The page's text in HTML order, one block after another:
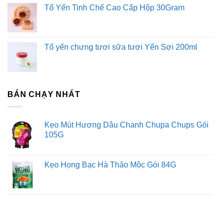
Tổ Yến Tinh Chế Cao Cấp Hộp 30Gram
Tổ yến chưng tươi sữa tươi Yến Sợi 200ml
BÁN CHẠY NHẤT
Kẹo Mút Hương Dâu Chanh Chupa Chups Gói
105G
Kẹo Họng Bạc Hà Thảo Mộc Gói 84G